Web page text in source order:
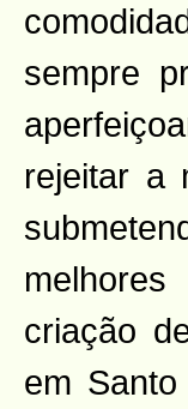
sempre
rejeitar a
melhores
criação
em